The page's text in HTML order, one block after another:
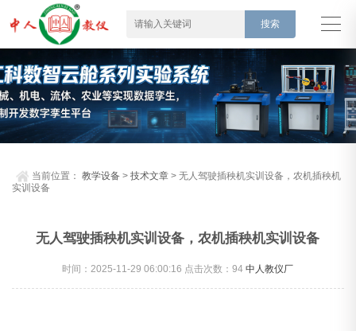
当前位置：教学设备 >技术文章 > 无人驾驶插秧机实训设备，农机插秧机
实训设备
无人驾驶插秧机实训设备，农机插秧机实训设备
时间：2025-11-29 06:00:16 点击次数：94中人教仪厂